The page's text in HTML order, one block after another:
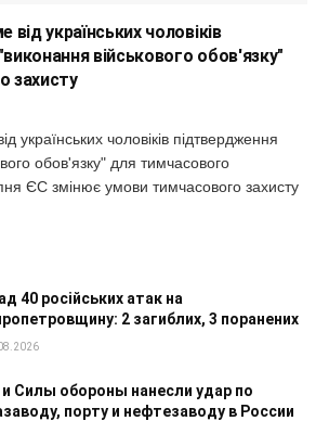
від українських чоловіків
військового обов'язку"
захисту
українських чоловіків підтвердження
обов'язку" для тимчасового
ЄС змінює умови тимчасового захисту
40 російських атак на
2 загиблих, 3 поранених
Силы обороны нанесли удар по
порту и нефтезаводу в России